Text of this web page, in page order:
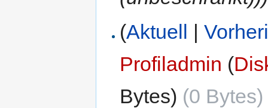
(Aktuell |
Profiladmin (
Bytes) (0 Bytes)